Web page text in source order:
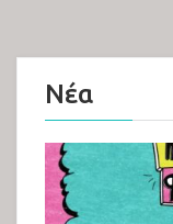
Νέα